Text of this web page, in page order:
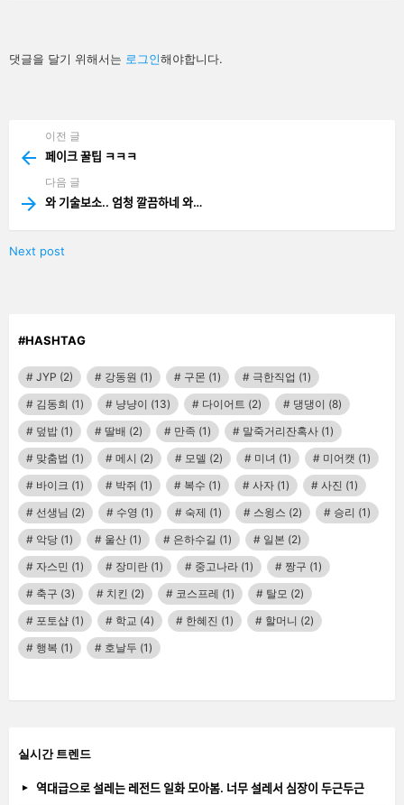
답
글
댓글을 달기 위해서는 로그인해야합니다.
more
이전 글
페이크 꿀팁 ㅋㅋㅋ
다음 글
와 기술보소.. 엄청 깔끔하네 와…
Next post
#HASHTAG
JYP (2) 강동원 (1) 구몬 (1) 극한직업 (1)
김동희 (1) 냥냥이 (13) 다이어트 (2) 댕댕이 (8)
덮밥 (1) 딸배 (2) 만족 (1) 말죽거리잔혹사 (1)
맞춤법 (1) 메시 (2) 모델 (2) 미녀 (1) 미어캣 (1)
바이크 (1) 박쥐 (1) 복수 (1) 사자 (1) 사진 (1)
선생님 (2) 수영 (1) 숙제 (1) 스윙스 (2) 승리 (1)
악당 (1) 울산 (1) 은하수길 (1) 일본 (2)
자스민 (1) 장미란 (1) 중고나라 (1) 짱구 (1)
축구 (3) 치킨 (2) 코스프레 (1) 탈모 (2)
포토샵 (1) 학교 (4) 한혜진 (1) 할머니 (2)
행복 (1) 호날두 (1)
실시간 트렌드
역대급으로 설레는 레전드 일화 모아봄. 너무 설레서 심장이 두근두근